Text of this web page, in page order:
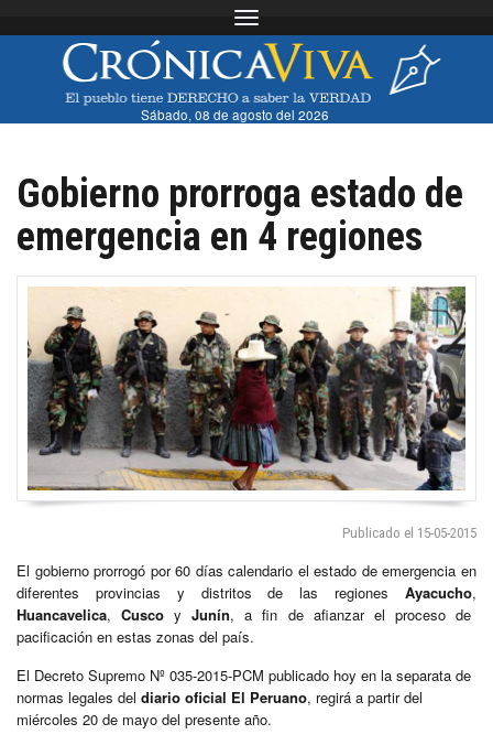
Toggle navigation
Sábado, 08 de agosto del 2026
Gobierno prorroga estado de
emergencia en 4 regiones
Publicado el 15-05-2015
El gobierno prorrogó por 60 días calendario el estado de emergencia en
diferentes provincias y distritos de las regiones Ayacucho,
Huancavelica, Cuscoy Junín, a fin de afianzar el proceso de
pacificación en estas zonas del país.
El Decreto Supremo Nº 035-2015-PCM publicado hoy en la separata de
normas legales del diario oficial El Peruano, regirá a partir del
miércoles 20 de mayo del presente año.